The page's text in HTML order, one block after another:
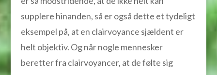
supplere hinanden, så er også dette et tydeligt
eksempel på, at en clairvoyance sjældent er
helt objektiv. Og når nogle mennesker
beretter fra clairvoyancer, at de følte sig